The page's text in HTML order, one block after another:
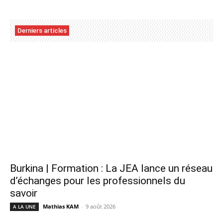
Derniers articles
Burkina | Formation : La JEA lance un réseau
d’échanges pour les professionnels du
savoir
A LA UNE Mathias KAM - 9 août 2026